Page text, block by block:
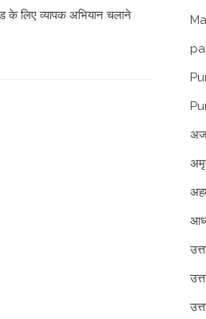
के लिए व्यापक अभियान चलाने